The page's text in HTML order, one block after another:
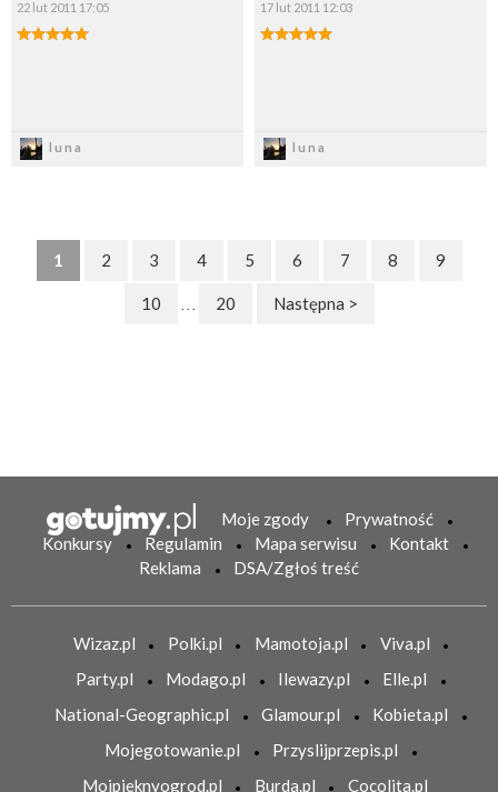
22 lut 2011 17:05
luna
17 lut 2011 12:03
luna
1 2 3 4 5 6 7 8 9
10 . . . 20 Następna >
Moje zgody
Prywatność
Konkursy
Regulamin Mapa serwisu
Kontakt
Reklama
DSA/Zgłoś treść
Wizaz.pl Polki.pl Mamotoja.pl
Viva.pl
Party.pl
Modago.pl Ilewazy.pl
Elle.pl
National-Geographic.pl
Glamour.pl
Kobieta.pl
Mojegotowanie.pl
Przyslijprzepis.pl
Mojpieknyogrod.pl
Burda.pl Cocolita.pl